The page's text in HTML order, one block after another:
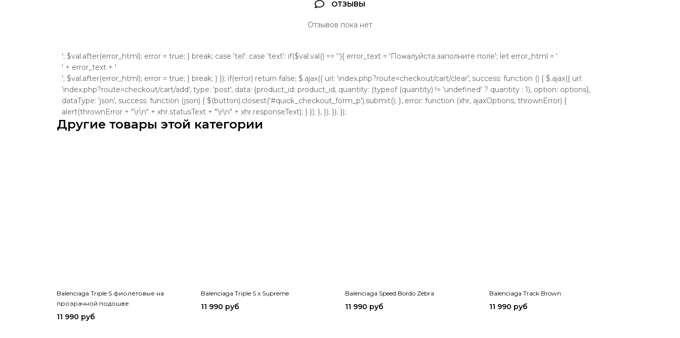
ОТЗЫВЫ
Отзывов пока нет
'; $val.after(error_html); error = true; } break; case 'tel': case 'text': if($val.val() == ''){ error_text = 'Пожалуйста заполните поле'; let error_html = '
' + error_text + '
'; $val.after(error_html); error = true; } break; } }); if(error) return false; $.ajax({ url: 'index.php?route=checkout/cart/clear', success: function () { $.ajax({ url:
'index.php?route=checkout/cart/add', type: 'post', data: {product_id: product_id, quantity: (typeof (quantity) != 'undefined' ? quantity : 1), option: options},
dataType: 'json', success: function (json) { $(button).closest('#quick_checkout_form_p').submit(); }, error: function (xhr, ajaxOptions, thrownError) {
alert(thrownError + "\r\n" + xhr.statusText + "\r\n" + xhr.responseText); } }); }, }); }); });
Другие товары этой категории
Balenciaga Triple S фиолетовые на
прозрачной подошве
11 990 руб
Balenciaga Triple S x Supreme
11 990 руб
Balenciaga Speed Bordo Zebra
11 990 руб
Balenciaga Track Brown
11 990 руб